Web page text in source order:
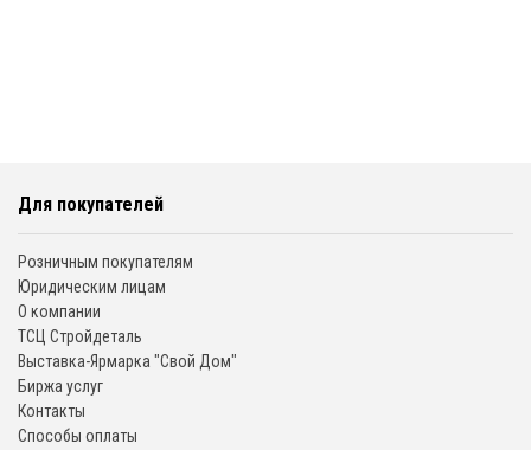
Для покупателей
Розничным покупателям
Юридическим лицам
О компании
ТСЦ Стройдеталь
Выставка-Ярмарка "Свой Дом"
Биржа услуг
Контакты
Способы оплаты